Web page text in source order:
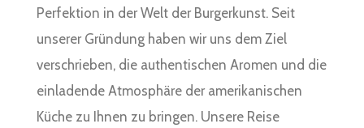
Perfektion in der Welt der Burgerkunst. Seit
unserer Gründung haben wir uns dem Ziel
verschrieben, die authentischen Aromen und die
einladende Atmosphäre der amerikanischen
Küche zu Ihnen zu bringen. Unsere Reise